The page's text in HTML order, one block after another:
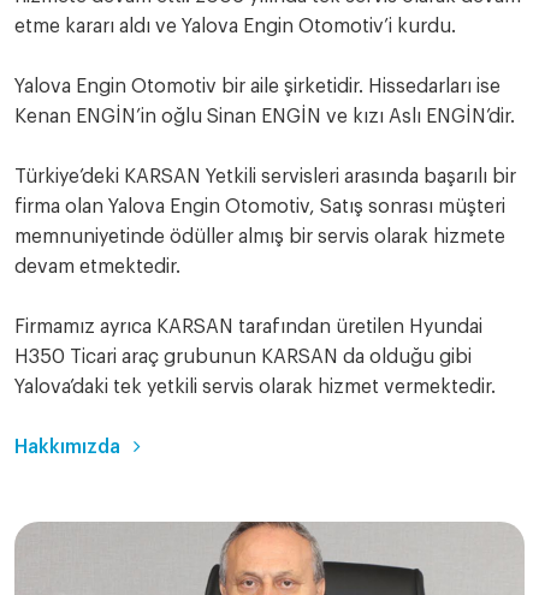
etme kararı aldı ve Yalova Engin Otomotiv’i kurdu.
Yalova Engin Otomotiv bir aile şirketidir. Hissedarları ise
Kenan ENGİN’in oğlu Sinan ENGİN ve kızı Aslı ENGİN’dir.
Türkiye’deki KARSAN Yetkili servisleri arasında başarılı bir
firma olan Yalova Engin Otomotiv, Satış sonrası müşteri
memnuniyetinde ödüller almış bir servis olarak hizmete
devam etmektedir.
Firmamız ayrıca KARSAN tarafından üretilen Hyundai
H350 Ticari araç grubunun KARSAN da olduğu gibi
Yalova’daki tek yetkili servis olarak hizmet vermektedir.
Hakkımızda